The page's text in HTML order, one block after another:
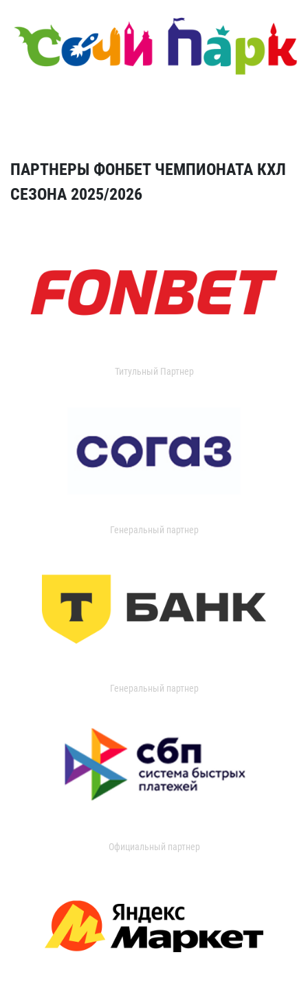
ПАРТНЕРЫ ФОНБЕТ ЧЕМПИОНАТА КХЛ
СЕЗОНА 2025/2026
Титульный Партнер
Генеральный партнер
Генеральный партнер
Официальный партнер